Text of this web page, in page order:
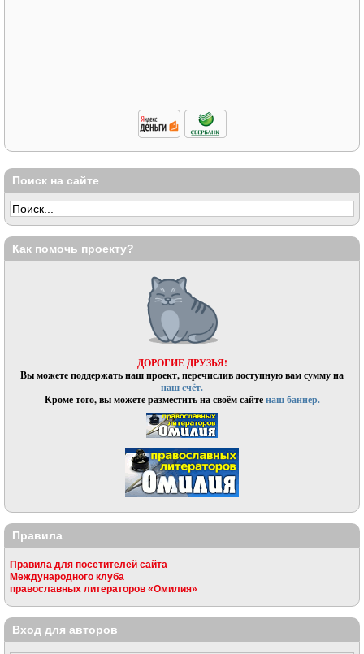
Поиск на сайте
Как помочь проекту?
ДОРОГИЕ ДРУЗЬЯ!
Вы можете поддержать наш проект, перечислив доступную вам сумму на
наш счёт.
Кроме того, вы можете разместить на своём сайтенаш баннер.
Правила
Правила для посетителей сайта
Международного клуба
православных литераторов «Омилия»
Вход для авторов